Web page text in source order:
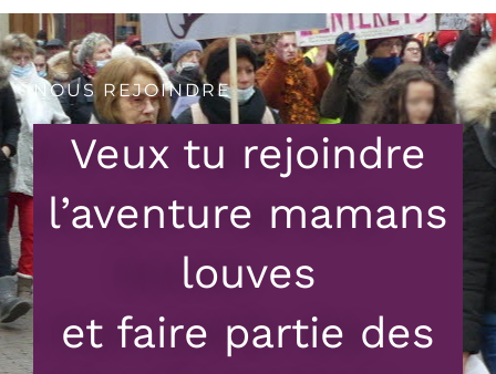
NOUS REJOINDRE
Veux tu rejoindre
l’aventure mamans
louves
et faire partie des